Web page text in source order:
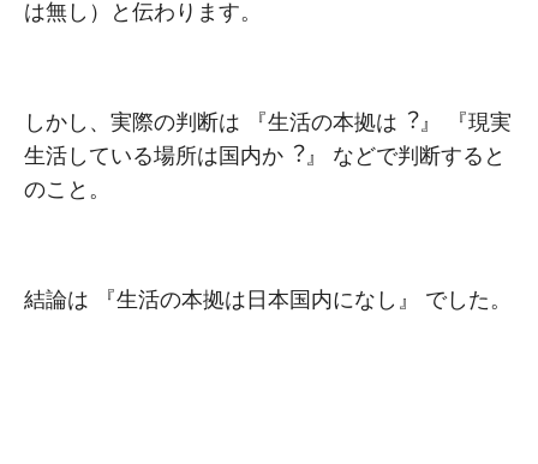
は無し）と伝わります。
しかし、実際の判断は 『⽣活の本拠は︖』 『現実
⽣活している場所は国内か︖』 などで判断すると
のこと。
結論は 『⽣活の本拠は⽇本国内になし』 でした。